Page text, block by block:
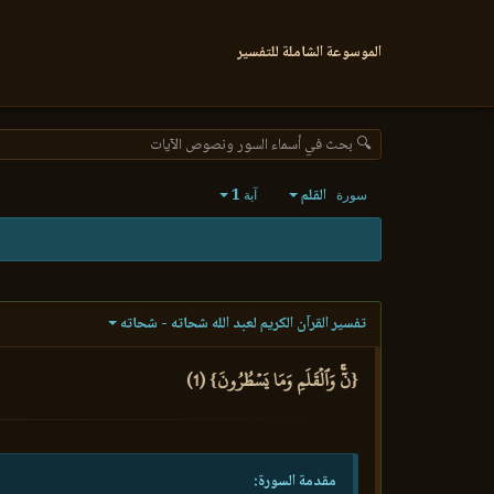
الموسوعة الشاملة للتفسير
🔍 بحث في أسماء السور ونصوص الآيات
سورة القلم آية 1
تفسير القرآن الكريم لعبد الله شحاته - شحاته
{نٓۚ وَٱلۡقَلَمِ وَمَا يَسۡطُرُونَ} (1)
مقدمة السورة: